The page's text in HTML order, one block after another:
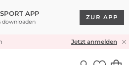
APP
downloaden
ZUR APP
& RÜCKVERSANDJetzt anmelden